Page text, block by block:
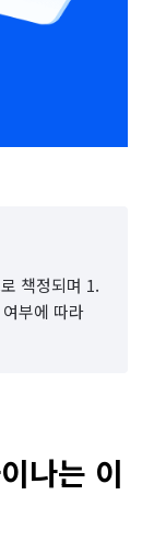
책정되며 1.
부에 따라
나는 이